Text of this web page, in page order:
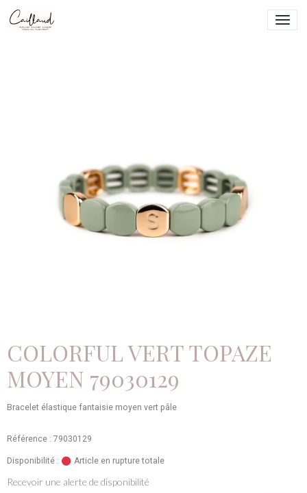
COLORFUL VERT TOPAZE
MOYEN 79030129
Bracelet élastique fantaisie moyen vert pâle
Référence : 79030129
Disponibilité : Article en rupture totale
Recevoir une alerte de disponibilité